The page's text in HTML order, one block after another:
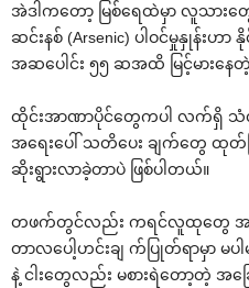
အဲဒါကတော့ မြစ်ရေထဲမှာ လူသား
ဆင်းနစ် (Arsenic) ပါဝင်မှုနှုန်း
အဆပေါင်း ၅၅ ဆအထိ မြင့်မားန
ထိုင်းအာဏာပိုင်တွေကပါ လက်ရှိ သံလွ
အရေးပေါ် သတိပေး ချက်တွေ ထု
ဆိုးရွားလာခဲ့တာပဲ ဖြစ်ပါတယ်။
တဖက်တွင်လည်း ကရင်လူထုတွေ အမ
တာလပေါ့ဟင်းချ က်ပြုတ်ရာမှာ မပါ
နဲ့ ငါးတွေလည်း မစားရဲတော့တဲ့ အခ